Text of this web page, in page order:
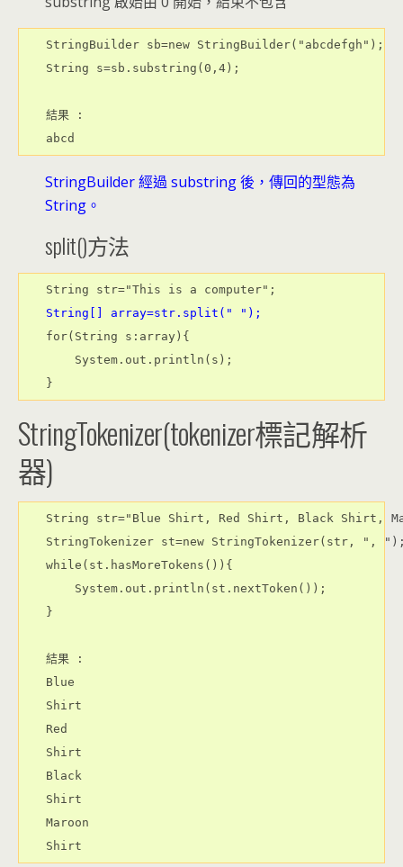
StringBuilder sb=new StringBuilder("abcdefgh");
String s=sb.substring(0,4);
結果 :
StringBuilder 經過 substring 後，傳回的型態為
String。
split()方法
String[] array=str.split(" ");
for(String s:array){
    System.out.println(s);
StringTokenizer(tokenizer標記解析
器)
String str="Blue Shirt, Red Shirt, Black Shirt,
StringTokenizer st=new StringTokenizer(str, ",
while(st.hasMoreTokens()){
    System.out.println(st.nextToken());
}
結果 :
Blue
Shirt
Red
Shirt
Black
Shirt
Maroon